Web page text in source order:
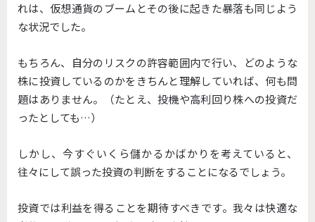
れは、仮想通貨のブームとその後に起きた暴落も同じよう
な状況でした。
もちろん、自分のリスクの許容範囲内で行い、どのような
株に投資しているのかをきちんと理解していれば、何も問
題はありません。（たとえ、投機や高利回り株への投資だ
ったとしても…）
しかし、今すぐいくら儲かるかばかりを考えていると、
往々にして誤った投資の判断をすることになるでしょう。
投資では利益を得ることを期待すべきです。我々は快適な